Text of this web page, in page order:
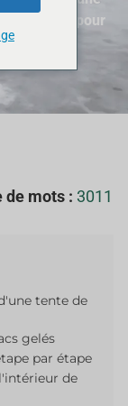
et efficace pour
de mots : 3011
tente de
gelés
par étape
de